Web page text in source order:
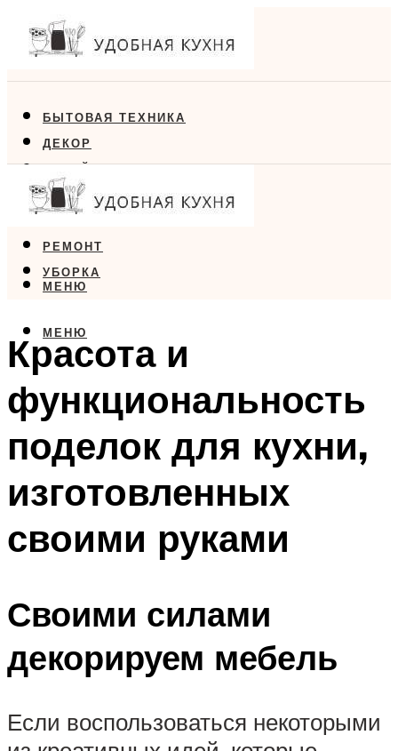
БЫТОВАЯ ТЕХНИКА
ДЕКОР
ДИЗАЙН
ЕДА
РЕМОНТ
УБОРКА
МЕНЮ
МЕНЮ
Красота и
функциональность
поделок для кухни,
изготовленных
своими руками
Своими силами
декорируем мебель
Если воспользоваться некоторыми